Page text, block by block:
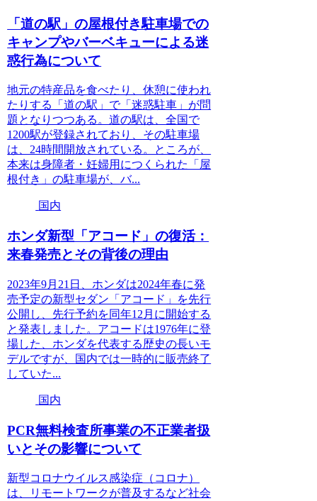
「道の駅」の屋根付き駐車場での
キャンプやバーベキューによる迷
惑行為について
地元の特産品を食べたり、休憩に使われ
たりする「道の駅」で「迷惑駐車」が問
題となりつつある。道の駅は、全国で
1200駅が登録されており、その駐車場
は、24時間開放されている。ところが、
本来は身障者・妊婦用につくられた「屋
根付き」の駐車場が、バ...
国内
ホンダ新型「アコード」の復活：
来春発売とその背後の理由
2023年9月21日、ホンダは2024年春に発
売予定の新型セダン「アコード」を先行
公開し、先行予約を同年12月に開始する
と発表しました。アコードは1976年に登
場した、ホンダを代表する歴史の長いモ
デルですが、国内では一時的に販売終了
していた...
国内
PCR無料検査所事業の不正業者扱
いとその影響について
新型コロナウイルス感染症（コロナ）
は、リモートワークが普及するなど社会